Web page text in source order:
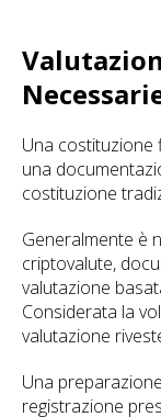
Una costituzione
una
costituzione
Generalmente è
criptovalute,
valutazione
Considerata la
valutazione
Una
registrazione